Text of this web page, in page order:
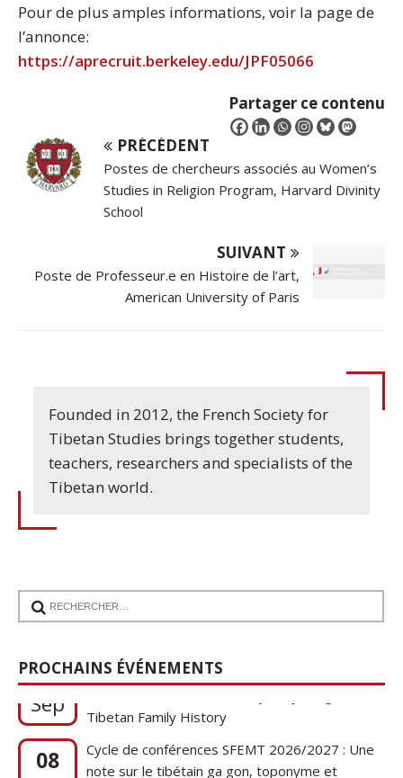
Pour de plus amples informations, voir la page de
l’annonce:
https://aprecruit.berkeley.edu/JPF05066
Partager ce contenu
PRÉCÉDENT
Postes de chercheurs associés au Women’s
Studies in Religion Program, Harvard Divinity
School
SUIVANT
Poste de Professeur.e en Histoire de l’art,
American University of Paris
Founded in 2012, the French Society for
Tibetan Studies brings together students,
teachers, researchers and specialists of the
Tibetan world.
PROCHAINS ÉVÉNEMENTS
Sep
1920s Tibet to 21st-Century Darjeeling: A
08
Oct
Cycle de conférences SFEMT 2026/2027 : Une
note sur le tibétain ga gon, toponyme et
phytonyme : guerres, religions et cucurbitacées